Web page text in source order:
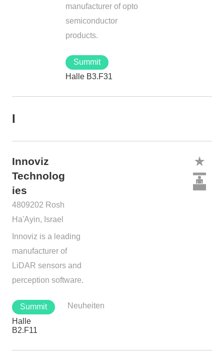
manufacturer of opto
semiconductor
products.
Summit
Halle B3.F31
I
Innoviz
Technolog
ies
4809202 Rosh
Ha'Ayin, Israel
Innoviz is a leading
manufacturer of
LiDAR sensors and
perception software.
Neuheiten
Summit
Halle
B2.F11